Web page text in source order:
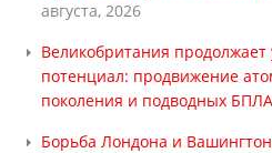
августа, 2026
Великобритания
потенциал: продвижение
поколения и подводных БПЛА
Борьба Лондона и